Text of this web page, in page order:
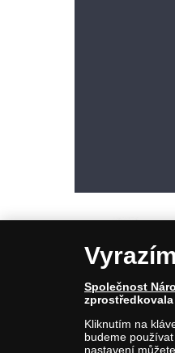
© Copyright 2026 -
E-mail:
Společnost zapsána
Společnost
Kliknutím na
budeme
nastavení